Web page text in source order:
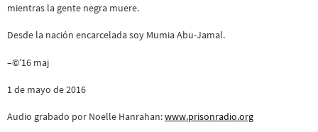
mientras la gente negra muere.
Desde la nación encarcelada soy Mumia Abu-Jamal.
–©’16 maj
1 de mayo de 2016
Audio grabado por Noelle Hanrahan:www.prisonradio.org